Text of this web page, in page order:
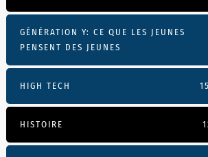
GÉNÉRATION Y: CE QUE LES JEUNES
PENSENT DES JEUNES
HIGH TECH
HISTOIRE